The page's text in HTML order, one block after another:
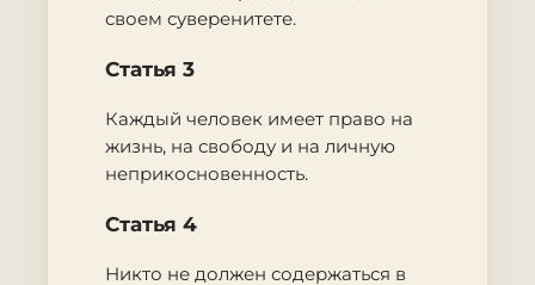
своем суверенитете.
Статья 3
Каждый человек имеет право на
жизнь, на свободу и на личную
неприкосновенность.
Статья 4
Никто не должен содержаться в